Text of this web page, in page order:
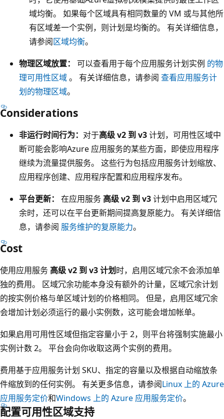
域均衡。 如果每个区域具有相同数量的 VM 或与其他所
有区域差一个实例，则计划是均衡的。 有关详细信息，
请参阅区域均衡。
物理区域放置：
可以查看用于每个应用服务计划实例 的物
理可用性区域。 有关详细信息，请参阅 查看应用服务计
划的物理区域。
Considerations
非运行时间行为： 对于高级 v2 到 v3计划，可用性区域中
断可能会影响Azure 应用服务的某些方面，即使应用程序
继续为流量提供服务。 这些行为包括应用服务计划缩放、
应用程序创建、应用程序配置和应用程序发布。
平台更新：
在应用服务 高级 v2 到 v3计划中启用区域冗
余时，还可以在平台更新期间提高复原能力。 有关详细信
息，请参阅 服务维护的复原能力。
Cost
使用应用服务 高级 v2 到 v3 计划时，启用区域冗余不会添加单
独的费用。 区域冗余功能本身没有额外的计量，区域冗余计划
的按实例价格与单区域计划的价格相同。 但是，启用区域冗余
会增加计划必须运行的最小实例数，这可能会增加帐单。
如果启用可用性区域但指定容量小于 2，则平台将强制实施最小
实例计数 2。 平台会向你收取这两个实例的费用。
费用基于应用服务计划 SKU、指定的容量以及根据自动缩放条
件缩放到的任何实例。 有关更多信息，请参阅Linux 上的 Azure
应用服务定价和Windows 上的 Azure 应用服务定价。
配置可用性区域支持